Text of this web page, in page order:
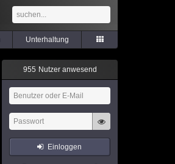
Unterhaltung
955 Nutzer anwesend
Einloggen